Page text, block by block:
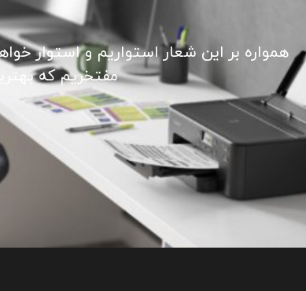
همواره بر این شعار استواریم و استوار
مفتخریم که